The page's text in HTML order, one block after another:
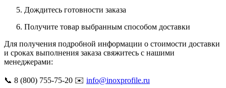
Дождитесь готовности заказа
Получите товар выбранным способом доставки
Для получения подробной информации о стоимости доставки
и сроках выполнения заказа свяжитесь с нашими
менеджерами:
📞 8 (800) 755-75-20 ✉️ info@inoxprofile.ru